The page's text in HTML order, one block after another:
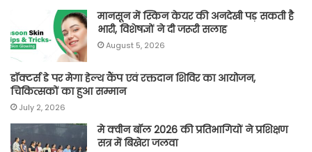
मानसून में स्किन केयर की अनदेखी पड़ सकती है
भारी, विशेषज्ञों ने दी जरूरी सलाह
August 5, 2026
डॉक्टर्स डे पर मेगा हेल्थ कैंप एवं रक्तदान शिविर का आयोजन,
चिकित्सकों का हुआ सम्मान
July 2, 2026
मे क्वीन बॉल 2026 की प्रतिभागियों ने प्रशिक्षण
सत्र में बिखेरा जलवा